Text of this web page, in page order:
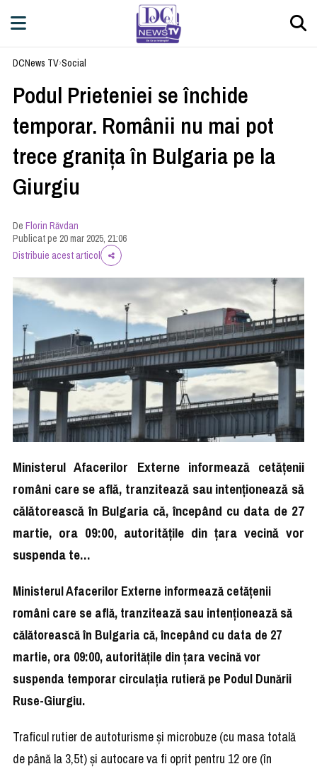
DCNews TV›Social
Podul Prieteniei se închide
temporar. Românii nu mai pot
trece graniţa în Bulgaria pe la
Giurgiu
DeFlorin Răvdan
Publicat pe 20 mar 2025, 21:06
Distribuie acest articol
Ministerul Afacerilor Externe informează cetăţenii
români care se află, tranzitează sau intenţionează să
călătorească în Bulgaria că, începând cu data de 27
martie, ora 09:00, autorităţile din ţara vecină vor
suspenda te…
Ministerul Afacerilor Externe informează cetăţenii
români care se află, tranzitează sau intenţionează să
călătorească în Bulgaria că, începând cu data de 27
martie, ora 09:00, autorităţile din ţara vecină vor
suspenda temporar circulaţia rutieră pe Podul Dunării
Ruse-Giurgiu.
Traficul rutier de autoturisme şi microbuze (cu masa totală
de până la 3,5t) şi autocare va fi oprit pentru 12 ore (în